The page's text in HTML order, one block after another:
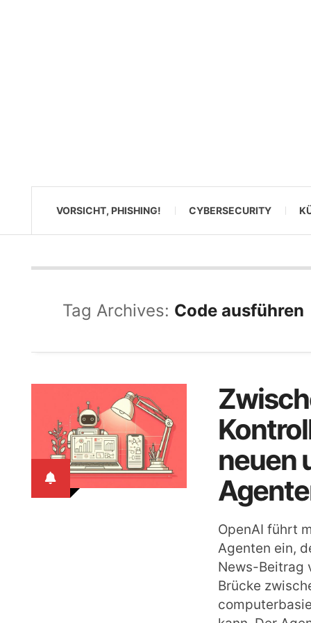
VORSICHT, PHISHING! CYBERSECURITY
Tag Archives: Code ausführen
neuen
OpenAI führt
Agenten ein,
News-Beitrag
Brücke